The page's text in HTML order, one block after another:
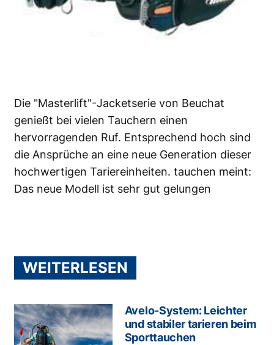
Die "Masterlift"-Jacketserie von Beuchat
genießt bei vielen Tauchern einen
hervorragenden Ruf. Entsprechend hoch sind
die Ansprüche an eine neue Generation dieser
hochwertigen Tariereinheiten. tauchen meint:
Das neue Modell ist sehr gut gelungen
WEITERLESEN
Avelo-System: Leichter
und stabiler tarieren beim
Sporttauchen